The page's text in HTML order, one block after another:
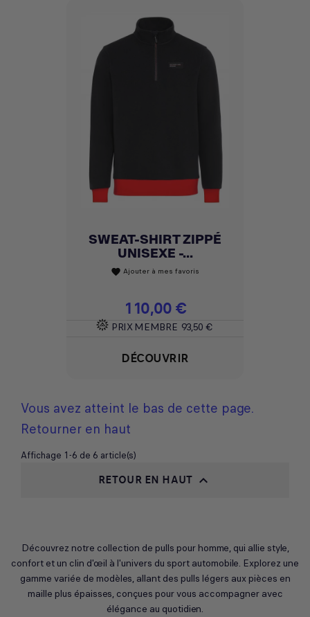
SWEAT-SHIRT ZIPPÉ
UNISEXE -...
favorite Ajouter à mes favoris
Prix
110,00 €
PRIX MEMBRE 93,50 €
DÉCOUVRIR
Vous avez atteint le bas de cette page.
Retourner en haut
Affichage 1-6 de 6 article(s)
RETOUR EN HAUT 
Découvrez notre collection de pulls pour homme, qui allie style,
confort et un clin d'œil à l'univers du sport automobile. Explorez une
gamme variée de modèles, allant des pulls légers aux pièces en
maille plus épaisses, conçues pour vous accompagner avec
élégance au quotidien.